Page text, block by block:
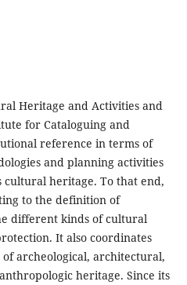
Heritage and Activities and
for Cataloguing and
reference in terms of
and planning activities
cultural heritage. To that end,
to the definition of
different kinds of cultural
It also coordinates
archeological, architectural,
heritage. Since its